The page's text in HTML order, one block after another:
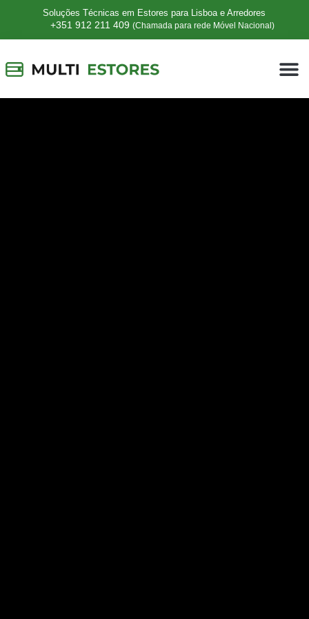
Soluções Técnicas em Estores para Lisboa e Arredores
+351 912 211 409 (Chamada para rede Móvel Nacional)